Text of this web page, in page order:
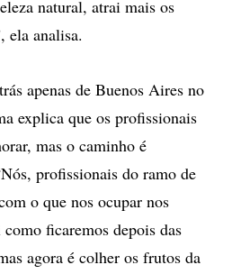
natural, atrai mais os
ela analisa.
apenas de Buenos Aires no
explica que os profissionais
mas o caminho é
profissionais do ramo de
o que nos ocupar nos
ficaremos depois das
agora é colher os frutos da